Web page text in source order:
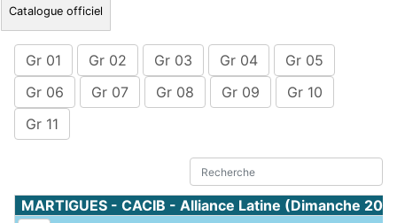
Catalogue officiel
Gr 01 Gr 02 Gr 03 Gr 04
Gr 05
Gr 06
Gr 07 Gr 08 Gr 09
Gr 10
Gr 11
MARTIGUES - CACIB - Alliance Latine (Dimanche